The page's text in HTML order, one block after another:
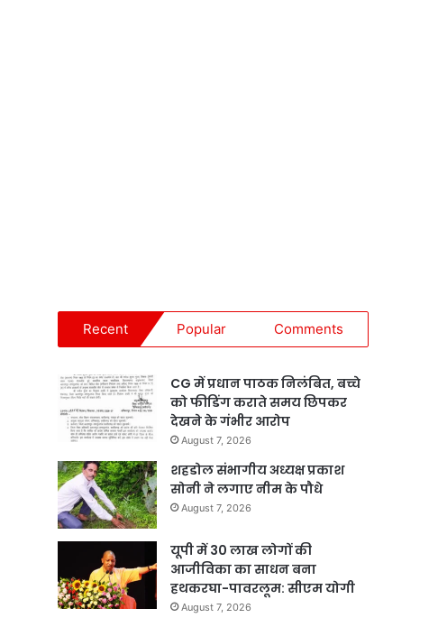
Recent Popular Comments
CG में प्रधान पाठक निलंबित, बच्चे
को फीडिंग कराते समय छिपकर
देखने के गंभीर आरोप
August 7, 2026
शहडोल संभागीय अध्यक्ष प्रकाश
सोनी ने लगाए नीम के पौधे
August 7, 2026
यूपी में 30 लाख लोगों की
आजीविका का साधन बना
हथकरघा-पावरलूम: सीएम योगी
August 7, 2026